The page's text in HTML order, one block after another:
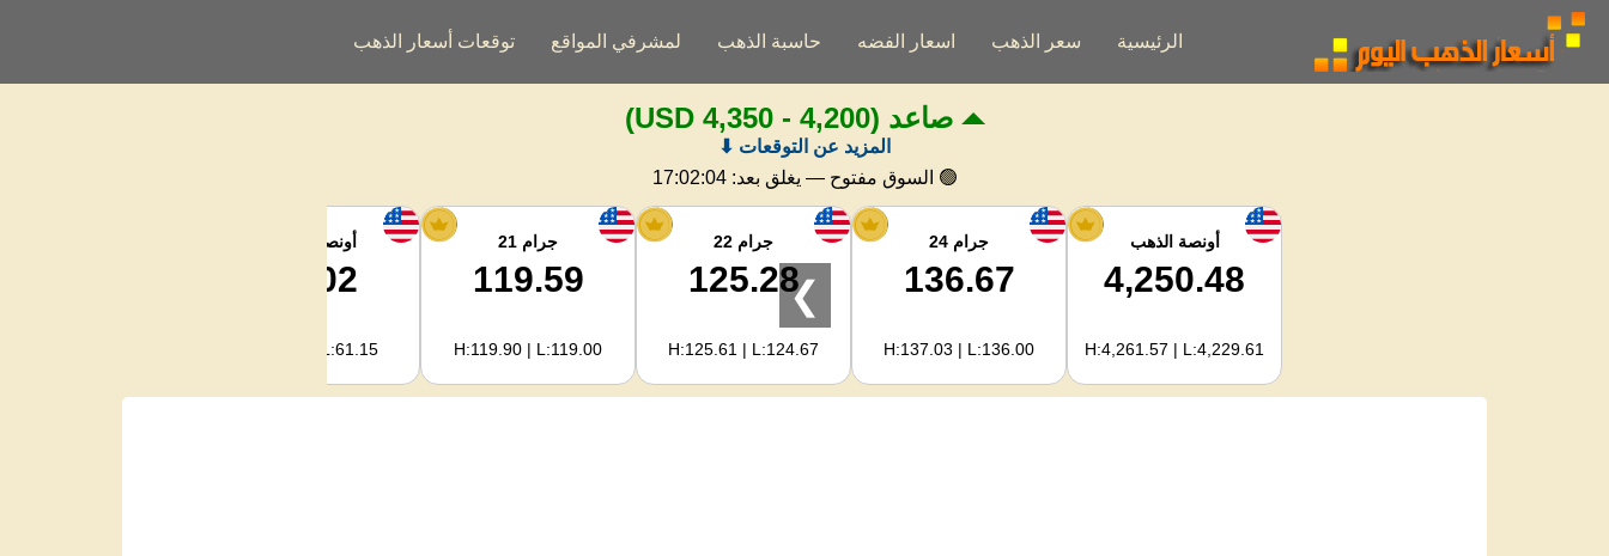
الرئيسية سعر الذهب اسعار الفضه حاسبة الذهب لمشرفي المواقع توقعات أسعار الذهب
صاعد (4,200 - 4,350 USD)
المزيد عن التوقعات ⬇
🟢 السوق مفتوح — يغلق بعد: 17:02:03
أونصة الذهب
4,250.48
H:4,261.57 | L:4,229.61
جرام 24
136.67
H:137.03 | L:136.00
جرام 22
125.28
H:125.61 | L:124.67
جرام 21
119.59
H:119.90 | L:119.00
أونصة الفضة
62.02
H:62.32 | L:61.15
❯